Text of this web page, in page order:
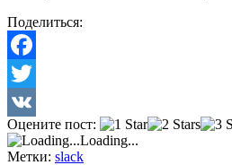
Поделиться:
Facebook
Twitter
VK
Оцените пост:
Loading...
Метки: slack